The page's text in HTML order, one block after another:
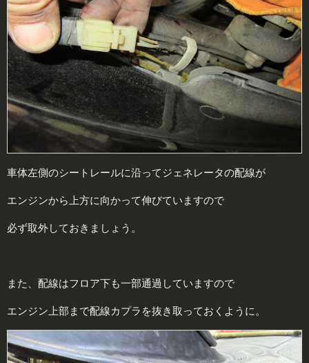
車体左側のシートレールに沿ってジェネレータの配線が
エンジンから上方に向かって伸びていますので
必ず取外しておきましょう。
また、配線はフロア下も一部通過していますので
エンジン上部まで配線カプラを抜き取っておくように。